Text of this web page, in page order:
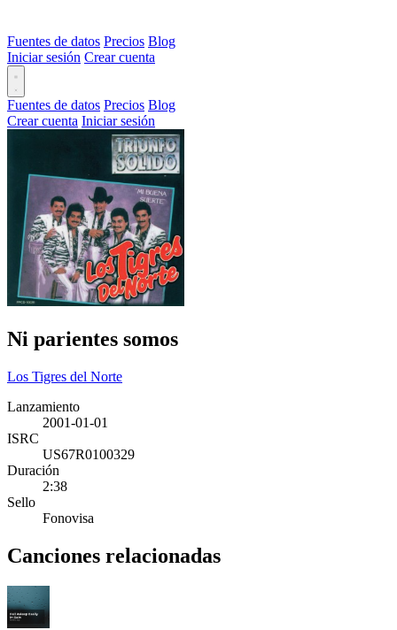
Fuentes de datos Precios Blog
Iniciar sesión Crear cuenta
Fuentes de datos Precios Blog
Crear cuenta Iniciar sesión
Ni parientes somos
Los Tigres del Norte
Lanzamiento
2001-01-01
ISRC
US67R0100329
Duración
2:38
Sello
Fonovisa
Canciones relacionadas